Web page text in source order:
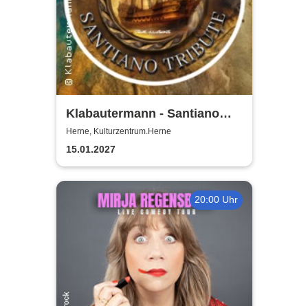
Klabautermann - Santiano
Tribute Show
Herne, Kulturzentrum.Herne
15.01.2027
20:00 Uhr